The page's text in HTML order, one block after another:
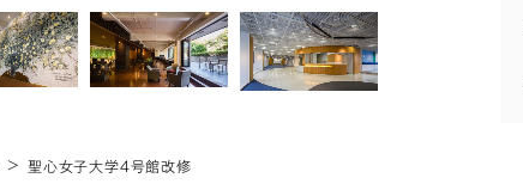
聖心女子大学４号館改修